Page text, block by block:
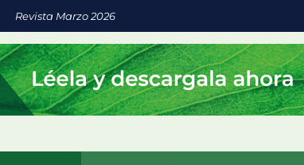
Revista Marzo 2026